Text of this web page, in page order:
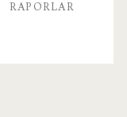
RAPORLAR